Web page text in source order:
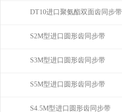
DT10进口聚氨酯双面齿同步带
S2M型进口圆形齿同步带
S3M型进口圆形齿同步带
S5M型进口圆形齿同步带
S4.5M型进口圆形齿同步带